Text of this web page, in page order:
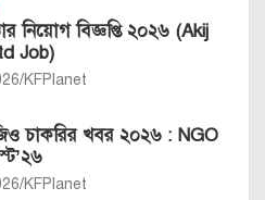
নিয়োগ বিজ্ঞপ্তি ২০২৬ (Akij
Job)
KFPlanet
চাকরির খবর ২০২৬ : NGO
KFPlanet